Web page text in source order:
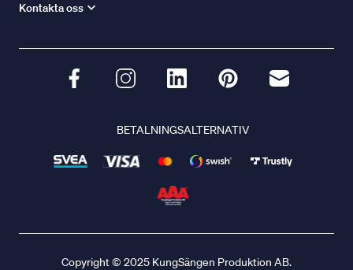
Kontakta oss
BETALNINGSALTERNATIV
Copyright © 2025 KungSängen Produktion AB.